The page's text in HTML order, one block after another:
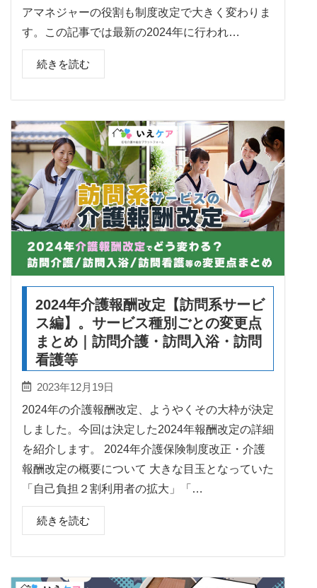
アマネジャーの役割も制度改定で大きく変わりま
す。この記事では最新の2024年に行われ…
続きを読む
2024年介護報酬改定【訪問系サービ
ス編】。サービス種別ごとの変更点
まとめ｜訪問介護・訪問入浴・訪問
看護等
2023年12月19日
2024年の介護報酬改定、ようやくその大枠が決定
しました。今回は決定した2024年報酬改定の詳細
を紹介します。 2024年介護保険制度改正・介護
報酬改定の概要について 大きな目玉となっていた
「自己負担２割利用者の拡大」「…
続きを読む